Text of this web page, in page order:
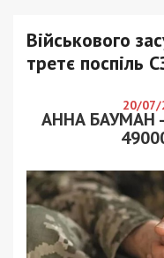
Військового
третє поспіль
20/07/
АННА БАУМАН